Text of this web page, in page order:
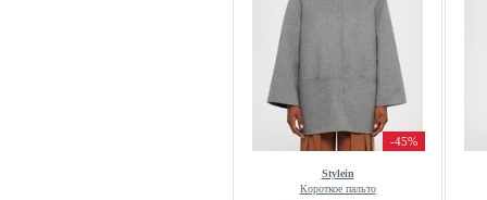
-45%
Stylein
Короткое пальто